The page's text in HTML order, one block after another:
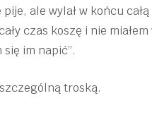
ale wylał w końcu
czas koszę i nie
się im napić”.
troską.